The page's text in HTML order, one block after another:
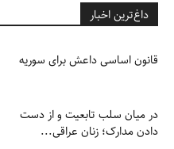
داغ‌ترین اخبار
قانون اساسی داعش برای سوریه
در میان سلب تابعیت و از دست
دادن مدارک؛ زنان عراقی...